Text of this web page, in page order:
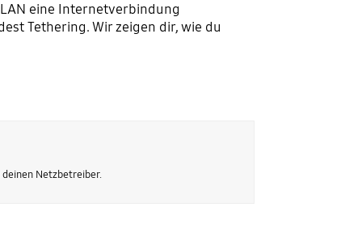
eine Internetverbindung
Tethering. Wir zeigen dir, wie du
Netzbetreiber.